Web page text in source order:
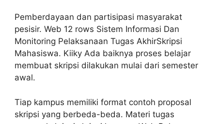
Pemberdayaan dan partisipasi masyarakat
pesisir. Web 12 rows Sistem Informasi Dan
Monitoring Pelaksanaan Tugas AkhirSkripsi
Mahasiswa. Kiiky Ada baiknya proses belajar
membuat skripsi dilakukan mulai dari semester
awal.
Tiap kampus memiliki format contoh proposal
skripsi yang berbeda-beda. Materi tugas